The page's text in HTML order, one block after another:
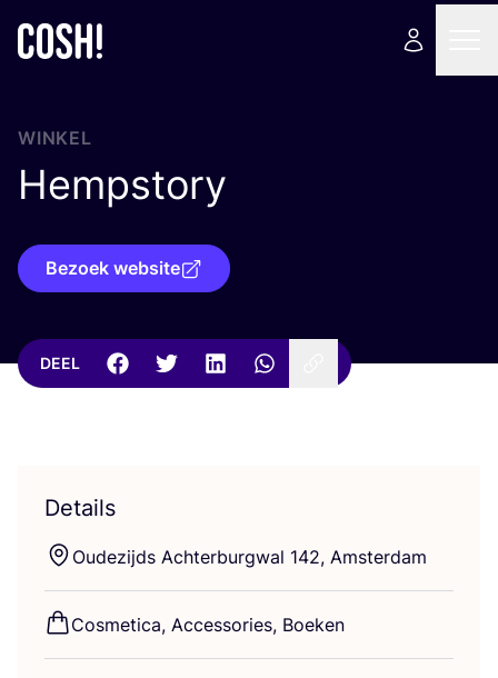
WINKEL
Hempstory
Bezoek website
DEEL
Details
Oudezijds Ach­ter­burg­wal 142, Amsterdam
Cos­me­ti­ca, Acces­so­ries, Boeken